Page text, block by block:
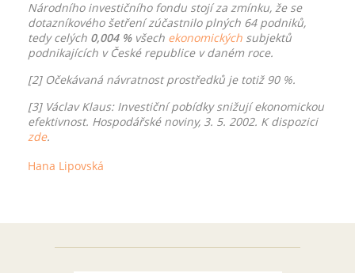
Národního investičního fondu stojí za zmínku, že se
dotazníkového šetření zúčastnilo plných 64 podniků,
tedy celých 0,004 %všech ekonomických subjektů
podnikajících v České republice v daném roce.
[2] Očekávaná návratnost prostředků je totiž 90 %.
[3] Václav Klaus: Investiční pobídky snižují ekonomickou
efektivnost. Hospodářské noviny, 3. 5. 2002. K dispozici
zde.
Hana Lipovská